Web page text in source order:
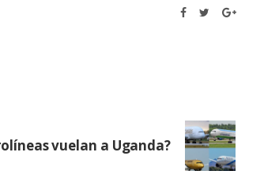
vuelan a Uganda?